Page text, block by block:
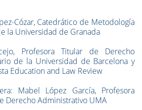
Cózar, Catedrático de Metodología
la Universidad de Granada
Profesora Titular de Derecho
de la Universidad de Barcelona y
Education and Law Review
Mabel López García, Profesora
Derecho Administrativo UMA